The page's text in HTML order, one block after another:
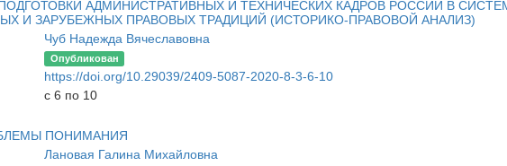
АДМИНИСТРАТИВНЫХ И ТЕХНИЧЕСКИХ КАДРОВ РОССИИ В
И ЗАРУБЕЖНЫХ ПРАВОВЫХ ТРАДИЦИЙ (ИСТОРИКО-ПРАВОВОЙ АНАЛИЗ)
Чуб Надежда Вячеславовна
Опубликован
https://doi.org/10.29039/2409-5087-2020-8-3-6-10
с 6 по 10
ПОНИМАНИЯ
Лановая Галина Михайловна